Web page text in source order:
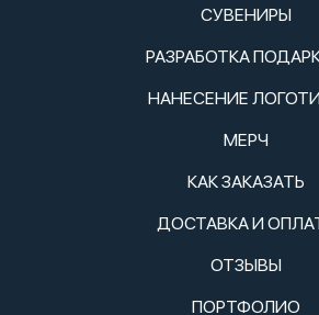
СУВЕНИРЫ
РАЗРАБОТКА
НАНЕСЕНИЕ
МЕРЧ
КАК ЗАКАЗАТЬ
ДОСТАВКА И
ОТЗЫВЫ
ПОРТФОЛИО